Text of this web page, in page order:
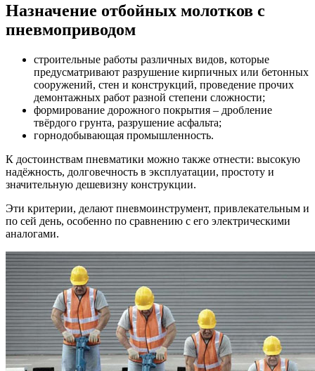
Назначение отбойных молотков с
пневмоприводом
строительные работы различных видов, которые
предусматривают разрушение кирпичных или бетонных
сооружений, стен и конструкций, проведение прочих
демонтажных работ разной степени сложности;
формирование дорожного покрытия – дробление
твёрдого грунта, разрушение асфальта;
горнодобывающая промышленность.
К достоинствам пневматики можно также отнести: высокую
надёжность, долговечность в эксплуатации, простоту и
значительную дешевизну конструкции.
Эти критерии, делают пневмоинструмент, привлекательным и
по сей день, особенно по сравнению с его электрическими
аналогами.